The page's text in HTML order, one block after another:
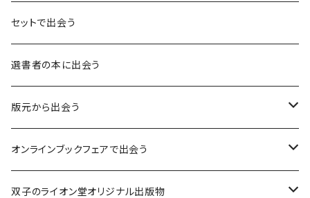
言葉：思考の種となるもの
異界：日常から離れた視点
意志：自ら進む力
解体：固定観念を壊す
熱源：情熱を呼び起こす
セットで出会う
選書者の本に出会う
版元から出会う
荒蝦夷フェア
クオン
オンラインブックフェアで出会う
本屋発の文芸誌『しししし』フェア！！
双子のライオン堂オリジナル出版物